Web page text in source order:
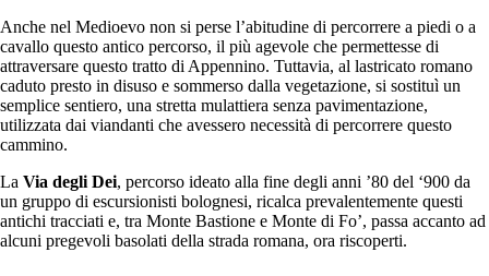
Anche nel Medioevo non si perse l’abitudine di percorrere a piedi o a
cavallo questo antico percorso, il più agevole che permettesse di
attraversare questo tratto di Appennino. Tuttavia, al lastricato romano
caduto presto in disuso e sommerso dalla vegetazione, si sostituì un
semplice sentiero, una stretta mulattiera senza pavimentazione,
utilizzata dai viandanti che avessero necessità di percorrere questo
cammino.
La Via degli Dei, percorso ideato alla fine degli anni ’80 del ‘900 da
un gruppo di escursionisti bolognesi, ricalca prevalentemente questi
antichi tracciati e, tra Monte Bastione e Monte di Fo’, passa accanto ad
alcuni pregevoli basolati della strada romana, ora riscoperti.